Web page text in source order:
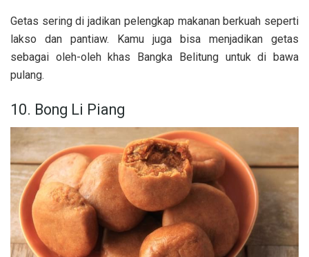
Getas sering di jadikan pelengkap makanan berkuah seperti
lakso dan pantiaw. Kamu juga bisa menjadikan getas
sebagai oleh-oleh khas Bangka Belitung untuk di bawa
pulang.
10. Bong Li Piang